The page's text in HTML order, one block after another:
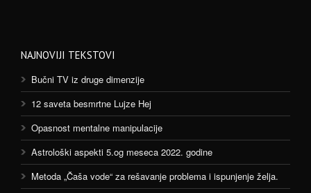
NAJNOVIJI TEKSTOVI
Bučni TV iz druge dimenzije
12 saveta besmrtne Lujze Hej
Opasnost mentalne manipulacije
Astrološki aspekti 5.og meseca 2022. godine
Metoda „Čaša vode“ za rešavanje problema i ispunjenje želja.